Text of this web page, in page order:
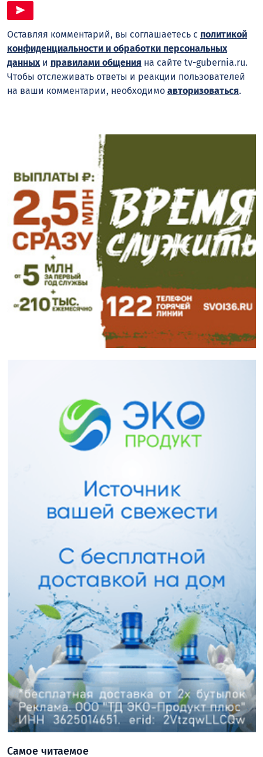
Оставляя комментарий, вы соглашаетесь с политикой
конфиденциальности и обработки персональных
данных и правилами общения на сайте tv-gubernia.ru.
Чтобы отслеживать ответы и реакции пользователей
на ваши комментарии, необходимо авторизоваться.
Самое читаемое